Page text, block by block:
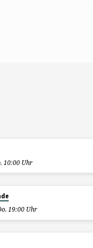
10:00 Uhr
19:00 Uhr